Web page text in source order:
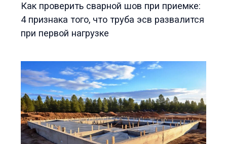
Как проверить сварной шов при приемке:
4 признака того, что труба эсв развалится
при первой нагрузке